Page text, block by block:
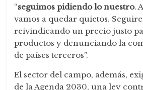
“seguimos pidiendo lo nuestro.
vamos a quedar quietos.
reivindicando un precio justo
productos y denunciando la
de países terceros”.
El sector del campo, además,
de la Agenda 2030, una ley